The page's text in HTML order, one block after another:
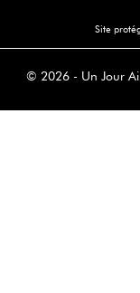
Site
© 2026 - Un Jour